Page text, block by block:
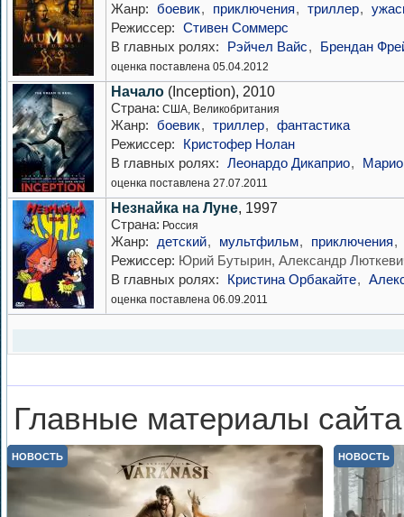
Жанр: боевик, приключения, триллер,
Режиссер: Стивен Соммерс
В главных ролях:
Рэйчел Вайс, Брендан
оценка поставлена 05.04.2012
Начало (Inception), 2010
Страна: США, Великобритания
Жанр: боевик, триллер, фантастика
Режиссер:
Кристофер Нолан
В главных ролях: Леонардо Дикаприо,
оценка поставлена 27.07.2011
Незнайка на Луне, 1997
Страна: Россия
Жанр: детский, мультфильм, приключения,
Режиссер: Юрий Бутырин, Александр
В главных ролях:
Кристина Орбакайте,
оценка поставлена 06.09.2011
Главные материалы
НОВОСТЬ НОВОСТЬ